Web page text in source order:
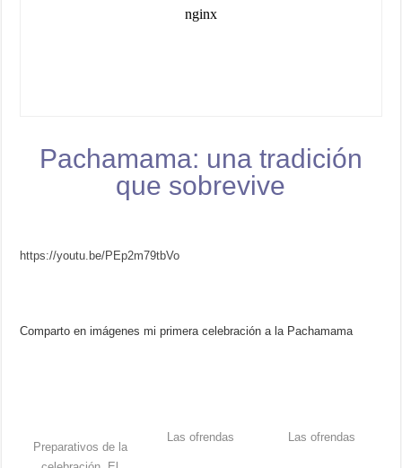
Pachamama: una tradición
que sobrevive
https://youtu.be/PEp2m79tbVo
Comparto en imágenes mi primera celebración a la Pachamama
Preparativos de la
Las ofrendas Las ofrendas